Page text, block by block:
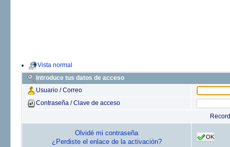
Vista normal
Introduce tus datos de acceso
Usuario / Correo
Contraseña / Clave de acceso
Olvidé mi contraseña
¿Perdiste el enlace de la activación?
OK